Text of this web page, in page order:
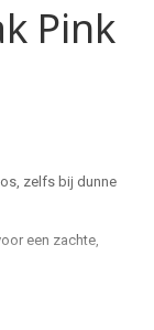
Pink
zelfs bij dunne
een zachte,